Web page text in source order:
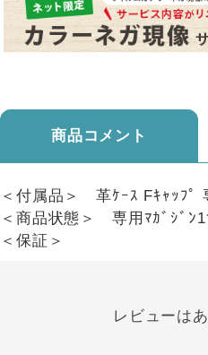
商品コメント
＜付属品＞ 革ｹｰｽ Fｷｬｯﾌﾟ
＜商品状態＞ 専用ﾏｶﾞｼﾞﾝ1
＜保証＞
レビューは